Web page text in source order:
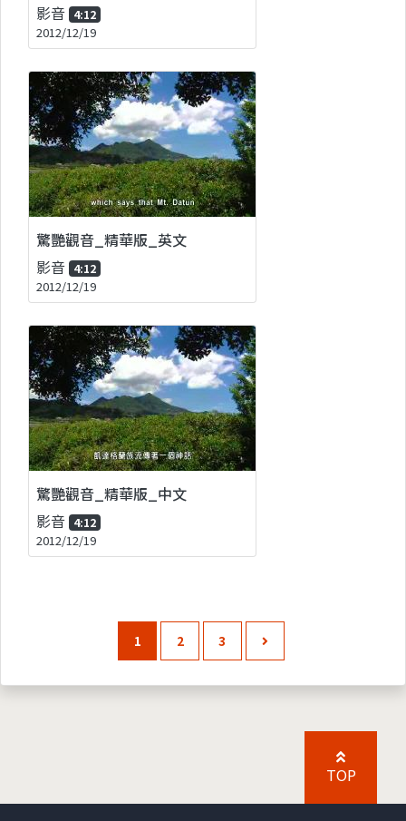
影音 4:12
2012/12/19
驚艷觀音_精華版_英文
影音 4:12
2012/12/19
驚艷觀音_精華版_中文
影音 4:12
2012/12/19
1 2 3
TOP